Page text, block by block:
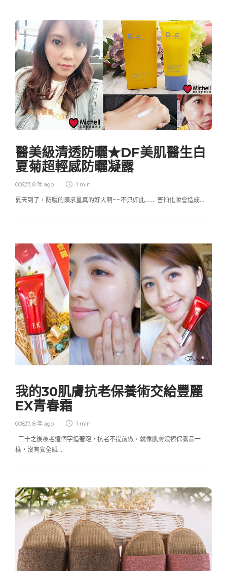
美妝保養
醫美級清透防曬★DF美肌醫生白
夏菊超輕感防曬凝露
00827, 8 年 ago 1 min
夏天到了，防曬的須求量真的好大啊~~不只如此……. 害怕化妝會造成…
美妝保養
我的30肌膚抗老保養術交給豐麗
EX青春霜
00827, 8 年 ago 1 min
三十之後被老這個字追著跑，抗老不提前做，就像肌膚沒擦保養品一
樣，沒有安全感 …